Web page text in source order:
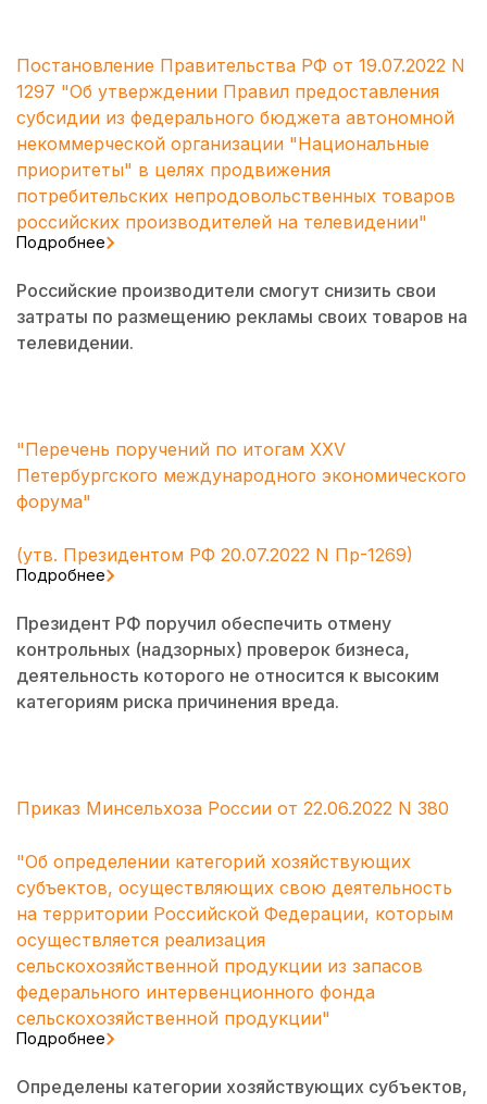
Постановление Правительства РФ от 19.07.2022 N
1297 "Об утверждении Правил предоставления
субсидии из федерального бюджета автономной
некоммерческой организации "Национальные
приоритеты" в целях продвижения
потребительских непродовольственных товаров
российских производителей на телевидении"
Подробнее
Российские производители смогут снизить свои
затраты по размещению рекламы своих товаров на
телевидении.
"Перечень поручений по итогам XXV
Петербургского международного экономического
форума"
(утв. Президентом РФ 20.07.2022 N Пр-1269)
Подробнее
Президент РФ поручил обеспечить отмену
контрольных (надзорных) проверок бизнеса,
деятельность которого не относится к высоким
категориям риска причинения вреда.
Приказ Минсельхоза России от 22.06.2022 N 380
"Об определении категорий хозяйствующих
субъектов, осуществляющих свою деятельность
на территории Российской Федерации, которым
осуществляется реализация
сельскохозяйственной продукции из запасов
федерального интервенционного фонда
сельскохозяйственной продукции"
Подробнее
Определены категории хозяйствующих субъектов,